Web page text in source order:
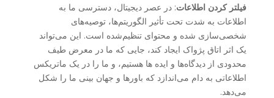
فیلتر کردن اطلاعات: در عصر دیجیتال، دسترسی ما به
اطلاعات به شدت تحت تأثیر الگوریتم‌ها، توصیه‌های
شخصی‌سازی شده و محتوای تنظیم‌شده است. این می‌تواند
یک اثر اتاق پژواک ایجاد کند، جایی که ما در معرض طیف
محدودی از دیدگاه‌ها و ایده ها هستیم، و ما را در یک ماتریکس
اطلاعاتی به دام می‌اندازد که باورها و جهان بینی ما را شکل
می‌دهد.